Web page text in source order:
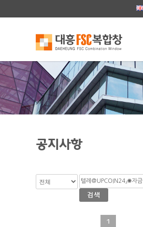
공지사항
검색
1